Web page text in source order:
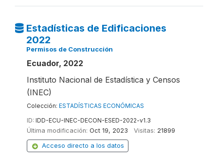
Estadísticas de Edificaciones
2022
Permisos de Construcción
Ecuador, 2022
Instituto Nacional de Estadística y Censos
(INEC)
Colección: ESTADÍSTICAS ECONÓMICAS
ID: IDD-ECU-INEC-DECON-ESED-2022-v1.3
Última modificación: Oct 19, 2023 Visitas: 21899
Acceso directo a los datos